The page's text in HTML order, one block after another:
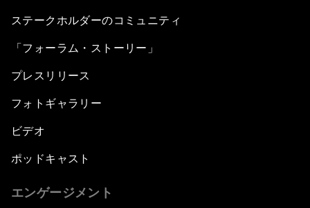
ステークホルダーのコミュニティ
「フォーラム・ストーリー」
プレスリリース
フォトギャラリー
ビデオ
ポッドキャスト
エンゲージメント